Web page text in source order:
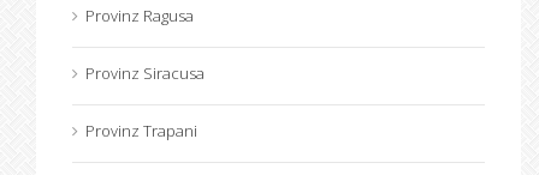
Provinz Ragusa
Provinz Siracusa
Provinz Trapani